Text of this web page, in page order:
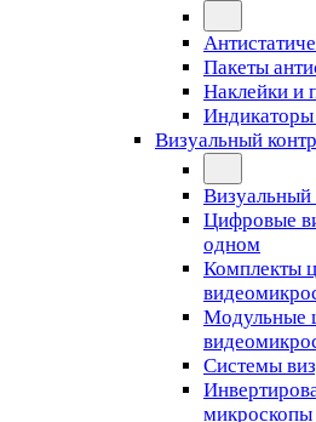
Пакеты
Наклейки и
Визуальный
Визуальный
Цифровые
одном
Комплекты
Модульные
Cистемы
микроскопы